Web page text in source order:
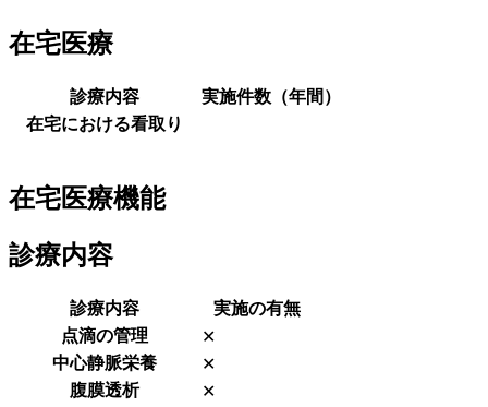
在宅医療
診療内容
実施件数（年間）
在宅における看取り
在宅医療機能
診療内容
診療内容
実施の有無
点滴の管理
✕
中心静脈栄養
✕
腹膜透析
✕